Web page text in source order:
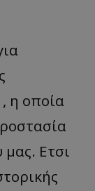
η οποία
Ετσι